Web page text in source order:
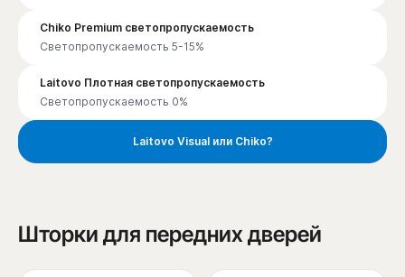
Chiko Premium светопропускаемость
Светопропускаемость 5-15%
Laitovo Плотная светопропускаемость
Светопропускаемость 0%
Laitovo Visual или Chiko?
Шторки для передних дверей